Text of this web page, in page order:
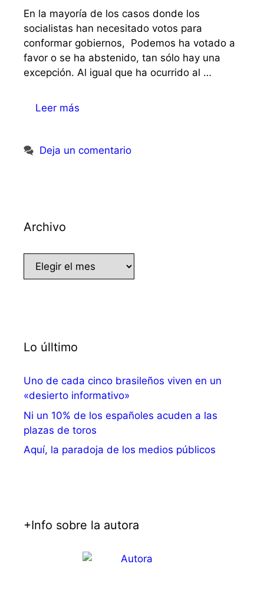
En la mayoría de los casos donde los
socialistas han necesitado votos para
conformar gobiernos, Podemos ha votado a
favor o se ha abstenido, tan sólo hay una
excepción. Al igual que ha ocurrido al …
Leer más
Deja un comentario
Archivo
Archivo
Lo úlltimo
Uno de cada cinco brasileños viven en un
«desierto informativo»
Ni un 10% de los españoles acuden a las
plazas de toros
Aquí, la paradoja de los medios públicos
+Info sobre la autora